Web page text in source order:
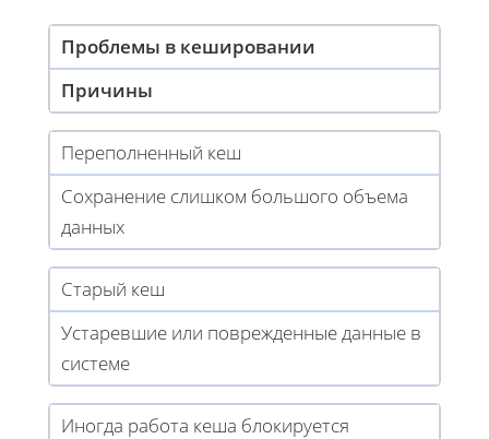
Проблемы в кешировании
Причины
Переполненный кеш
Сохранение слишком большого объема
данных
Старый кеш
Устаревшие или поврежденные данные в
системе
Иногда работа кеша блокируется